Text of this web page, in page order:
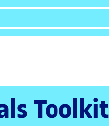
Toolkit